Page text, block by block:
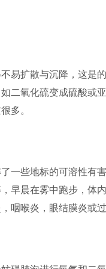
易扩散与沉降，这是
二氧化硫变成硫酸或
多。
一些地标的可溶性有
早晨在雾中跑步，体
咽喉炎，眼结膜炎或过